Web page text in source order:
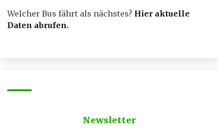
Welcher Bus fährt als nächstes? Hier aktuelle
Daten abrufen.
Newsletter